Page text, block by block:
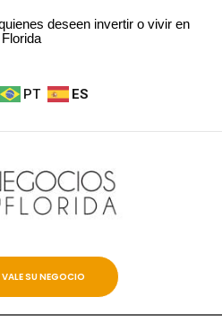
deseen invertir o vivir en
Florida
PT ES
SU NEGOCIO